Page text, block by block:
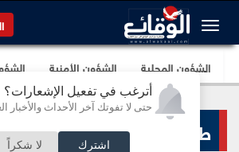
أترغب في تفعيل الإشعارات؟
حتى لا تفوتك آخر الأحداث والأخبار
اشترك لا شكراً
الشؤون المحلية الشؤون الأمنية
طب و صحة